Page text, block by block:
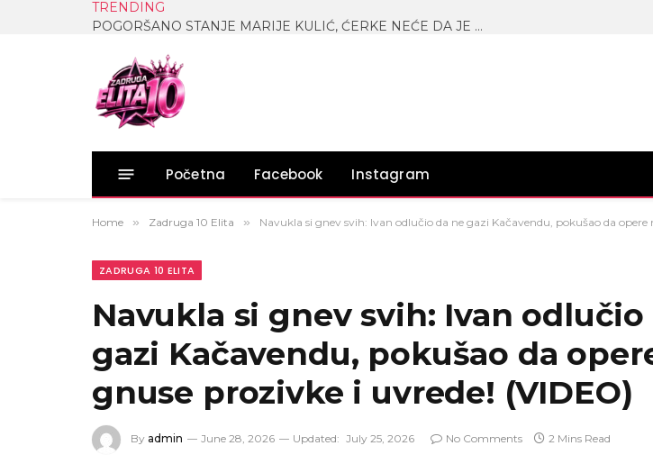
TRENDING
POGORŠANO STANJE MARIJE KULIĆ, ĆERKE NEĆE DA JE VODE KOD LEKARA! Najnovije saopštenje ledi krv u žilama, Miljanina majka jedva hoda!
Početna Facebook Instagram
Home » Zadruga 10 Elita » Navukla si gnev svih: Ivan odlučio da ne gazi Kačavendu, pokušao da
ZADRUGA 10 ELITA
Navukla si gnev svih: Ivan odlučio
gazi Kačavendu, pokušao da
gnuse prozivke i uvrede! (VIDEO)
By admin June 28, 2026 Updated: July 25, 2026 No Comments 2 Mins Read